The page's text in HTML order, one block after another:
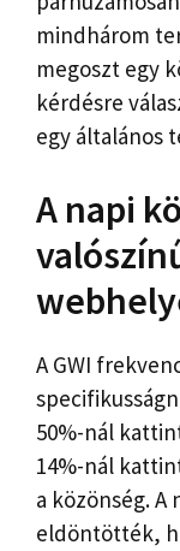
mindhárom
megoszt egy
kérdésre
egy általános
A napi
A GWI
50%-nál
14%-nál
a közönség.
eldöntötték,